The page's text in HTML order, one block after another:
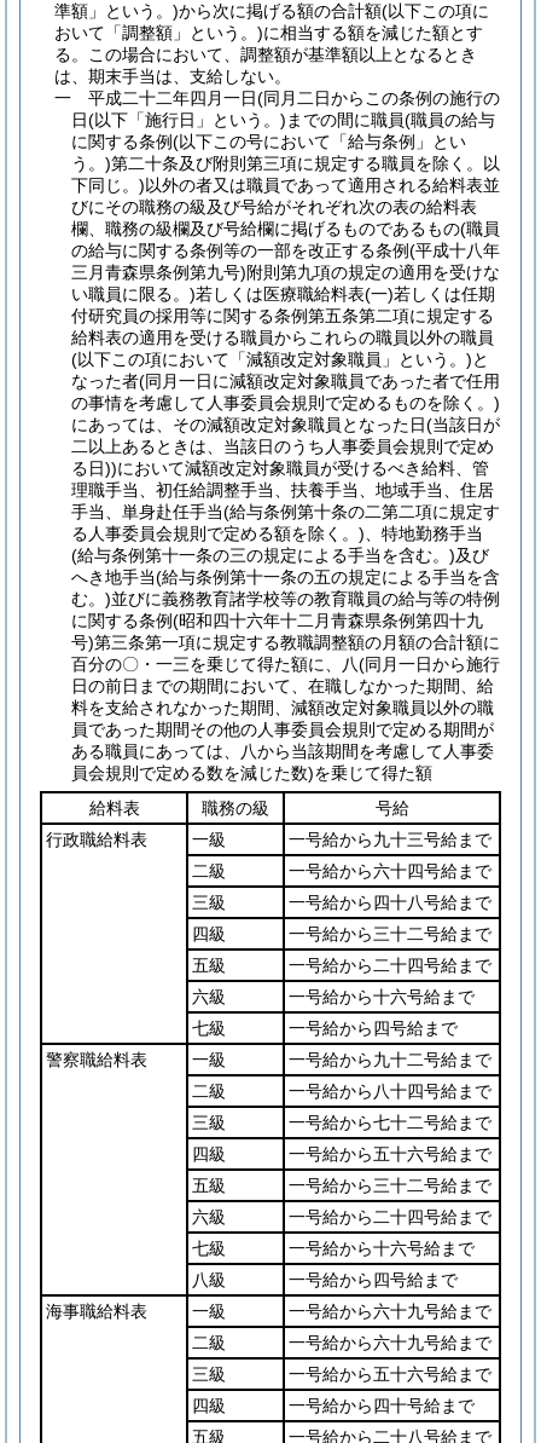
準額」という。)から次に掲げる額の合計額(以下この項に
おいて「調整額」という。)に相当する額を減じた額とす
る。
この場合において、調整額が基準額以上となるとき
は、期末手当は、支給しない。
一
平成二十二年四月一日(同月二日からこの条例の施行の
日(以下「施行日」という。) までの間に職員(職員の給与
に関する条例(以下この号において「給与条例」とい
う。)第二十条及び附則第三項に規定する職員を除く。以
下同じ。)以外の者又は職員であって適用される給料表並
びにその職務の級及び号給がそれぞれ次の表の給料表
欄、職務の級欄及び号給欄に掲げるものであるもの(職員
の給与に関する条例等の一部を改正する条例(平成十八年
三月青森県条例第九号)附則第九項の規定の適用を受けな
い職員に限る。)若しくは医療職給料表(一)若しくは任期
付研究員の採用等に関する条例第五条第二項に規定する
給料表の適用を受ける職員からこれらの職員以外の職員
(以下この項において「減額改定対象職員」という。)と
なった者(同月一日に減額改定対象職員であった者で任用
の事情を考慮して人事委員会規則で定めるものを除く。)
にあっては、その減額改定対象職員となった日(当該日が
二以上あるときは、当該日のうち人事委員会規則で定め
る日))において減額改定対象職員が受けるべき給料、管
理職手当、初任給調整手当、扶養手当、地域手当、住居
手当、単身赴任手当(給与条例第十条の二第二項に規定す
る人事委員会規則で定める額を除く。) 、特地勤務手当
(給与条例第十一条の三の規定による手当を含む。)及び
へき地手当(給与条例第十一条の五の規定による手当を含
む。)並びに義務教育諸学校等の教育職員の給与等の特例
に関する条例(昭和四十六年十二月青森県条例第四十九
号)第三条第一項に規定する教職調整額の月額の合計額に
百分の〇・一三を乗じて得た額に、八(同月一日から施行
日の前日までの期間において、在職しなかった期間、給
料を支給されなかった期間、減額改定対象職員以外の職
員であった期間その他の人事委員会規則で定める期間が
ある職員にあっては、八から当該期間を考慮して人事委
員会規則で定める数を減じた数)を乗じて得た額
給料表
職務の級
号給
行政職給料表
一級
一号給から九十三号給まで
二級
一号給から六十四号給まで
三級
一号給から四十八号給まで
四級
一号給から三十二号給まで
五級
一号給から二十四号給まで
六級
一号給から十六号給まで
七級
一号給から四号給まで
警察職給料表
一級
一号給から九十二号給まで
二級
一号給から八十四号給まで
三級
一号給から七十二号給まで
四級
一号給から五十六号給まで
五級
一号給から三十二号給まで
六級
一号給から二十四号給まで
七級
一号給から十六号給まで
八級
一号給から四号給まで
海事職給料表
一級
一号給から六十九号給まで
二級
一号給から六十九号給まで
三級
一号給から五十六号給まで
四級
一号給から四十号給まで
五級
一号給から二十八号給まで